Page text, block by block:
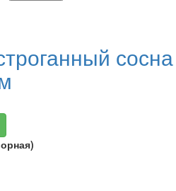
сосна